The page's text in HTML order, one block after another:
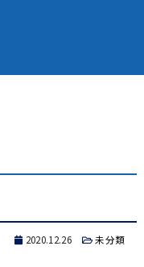
2020.12.26 未分類